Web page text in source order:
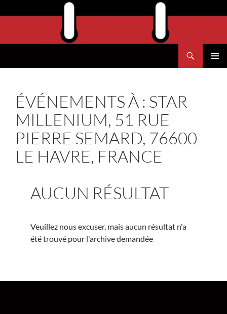
au
ÉVÉNEMENTS À : STAR
MILLENIUM, 51 RUE
PIERRE SEMARD, 76600
LE HAVRE, FRANCE
AUCUN RÉSULTAT
Veuillez nous excuser, mais aucun résultat n'a
été trouvé pour l'archive demandée